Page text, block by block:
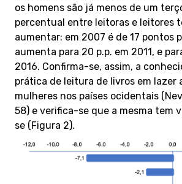
os homens são já menos de um
percentual entre leitoras e leitores
aumentar: em 2007 é de 17 pontos
aumenta para 20 p.p. em 2011, e
2016. Confirma-se, assim, a
prática de leitura de livros em lazer
mulheres nos países ocidentais
58) e verifica-se que a mesma tem
se (Figura 2).